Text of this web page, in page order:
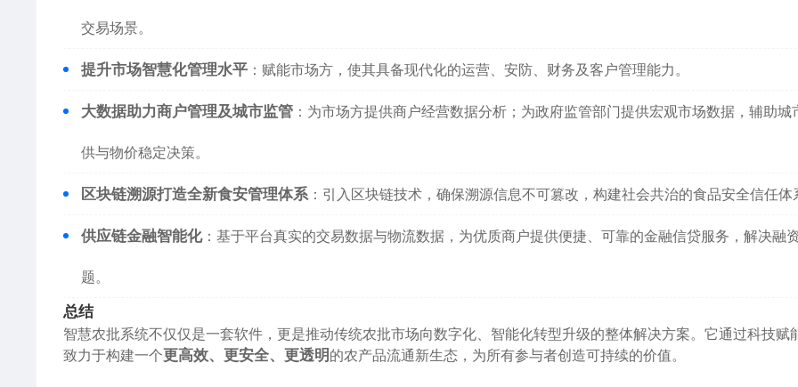
交易场景。
提升市场智慧化管理水平 ：赋能市场方，使其具备现代化的运营、安防、财务及客户管理能力。
大数据助力商户管理及城市监管 ：为市场方提供商户经营数据分析；为政府监管部门提供宏观市场数据，辅助城
供与物价稳定决策。
区块链溯源打造全新食安管理体系：引入区块链技术，确保溯源信息不可篡改，构建社会共治的食品安全信任体
供应链金融智能化：基于平台真实的交易数据与物流数据，为优质商户提供便捷、可靠的金融信贷服务，解决融
题。
总结
智慧农批系统不仅仅是一套软件，更是推动传统农批市场向数字化、智能化转型升级的整体解决方案。它通过科技赋
致力于构建一个更高效、更安全、更透明 的农产品流通新生态，为所有参与者创造可持续的价值。